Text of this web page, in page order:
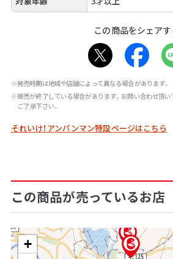
この商品をシェアす
※発売時期は地域や店舗によって異なる場合があります。
※販売が終了している場合があります。お問い合わせ頂
ご了承下さい。
それいけ！アンパンマン特設ページはこちら
この商品が売っているお店
+